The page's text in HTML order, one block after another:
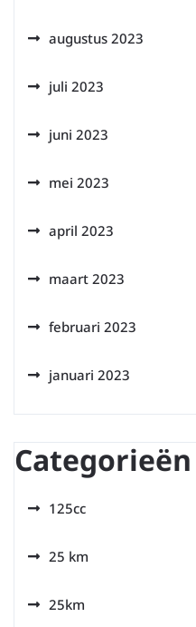
augustus 2023
juli 2023
juni 2023
mei 2023
april 2023
maart 2023
februari 2023
januari 2023
Categorieën
125cc
25 km
25km